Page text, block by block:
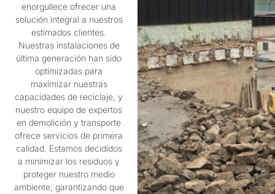
enorgullece ofrecer una
solución integral a nuestros
estimados clientes.
Nuestras instalaciones de
última generación han sido
optimizadas para
maximizar nuestras
capacidades de reciclaje, y
nuestro equipo de expertos
en demolición y transporte
ofrece servicios de primera
calidad. Estamos decididos
a minimizar los residuos y
proteger nuestro medio
ambiente, garantizando que